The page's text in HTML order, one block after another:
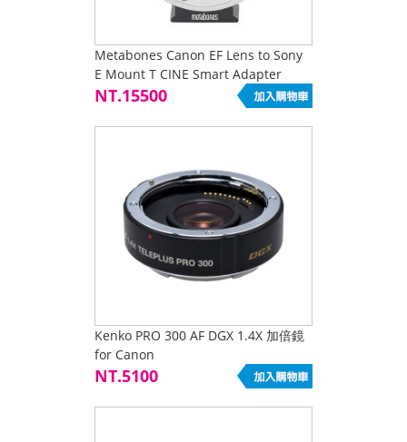
Metabones Canon EF Lens to Sony
E Mount T CINE Smart Adapter
NT.15500
Kenko PRO 300 AF DGX 1.4X 加倍鏡
for Canon
NT.5100